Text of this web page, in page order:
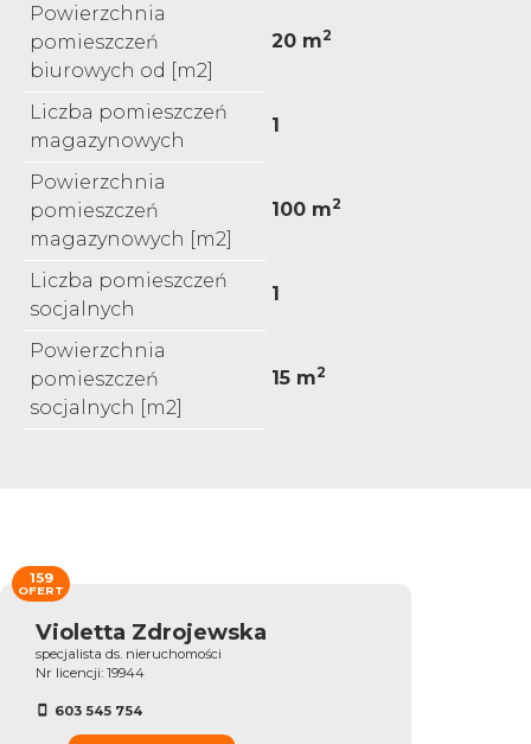
Powierzchnia
pomieszczeń
biurowych od [m2]
20 m2
Liczba pomieszczeń
magazynowych
1
Powierzchnia
pomieszczeń
magazynowych [m2]
100 m2
Liczba pomieszczeń
socjalnych
1
Powierzchnia
pomieszczeń
socjalnych [m2]
15 m2
Violetta Zdrojewska
specjalista ds. nieruchomości
Nr licencji: 19944
603 545 754
159
OFERT